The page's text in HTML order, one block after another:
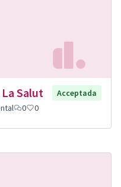
Salut
Acceptada
0 0